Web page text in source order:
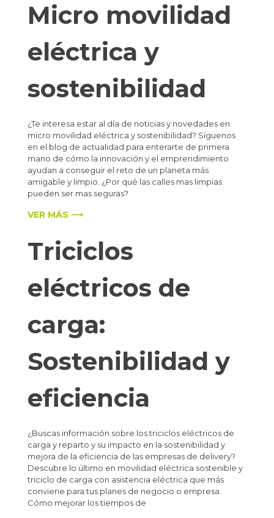
Micro movilidad
eléctrica y
sostenibilidad
¿Te interesa estar al día de noticias y novedades en
micro movilidad eléctrica y sostenibilidad? Síguenos
en el blog de actualidad para enterarte de primera
mano de cómo la innovación y el emprendimiento
ayudan a conseguir el reto de un planeta más
amigable y limpio. ¿Por qué las calles mas limpias
pueden ser mas seguras?
VER MÁS ⟶
Triciclos
eléctricos de
carga:
Sostenibilidad y
eficiencia
¿Buscas información sobre los triciclos eléctricos de
carga y reparto y su impacto en la sostenibilidad y
mejora de la eficiencia de las empresas de delivery?
Descubre lo último en movilidad eléctrica sostenible y
triciclo de carga con asistencia eléctrica que más
conviene para tus planes de negocio o empresa.
Cómo mejorar los tiempos de